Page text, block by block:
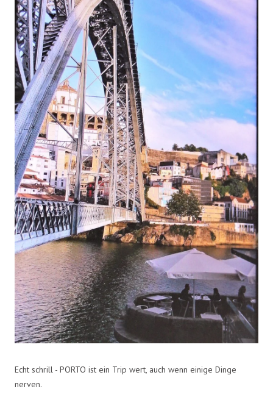
Echt schrill - PORTO ist ein Trip wert, auch wenn einige Dinge
nerven.